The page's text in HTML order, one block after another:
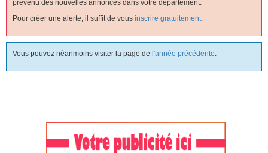
prévenu des nouvelles annonces dans votre département.
Pour créer une alerte, il suffit de vous inscrire gratuitement.
Vous pouvez néanmoins visiter la page de l'année précédente.